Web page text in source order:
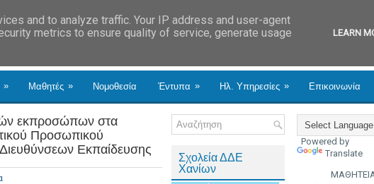
» Μαθητές » Νομοθεσία Έντυπα » Ηλ. Υπηρεσίες » Επικοινωνία
εκπροσώπων στα
Προσωπικού
Εκπαίδευσης
Σχολεία ΔΔΕ
Χανίων
Powered by
Translate
and to analyze traffic. Your IP address and user-agent
metrics to ensure quality of service, generate usage
LEARN